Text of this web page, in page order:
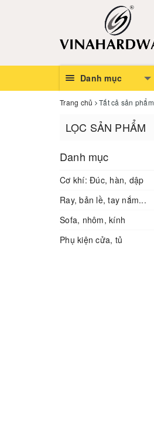
Danh mục
Trang chủ Tất cả sản phẩm
LỌC SẢN PHẨM
Danh mục
Cơ khí: Đúc, hàn, dập
Ray, bản lề, tay nắm...
Sofa, nhôm, kính
Phụ kiện cửa, tủ